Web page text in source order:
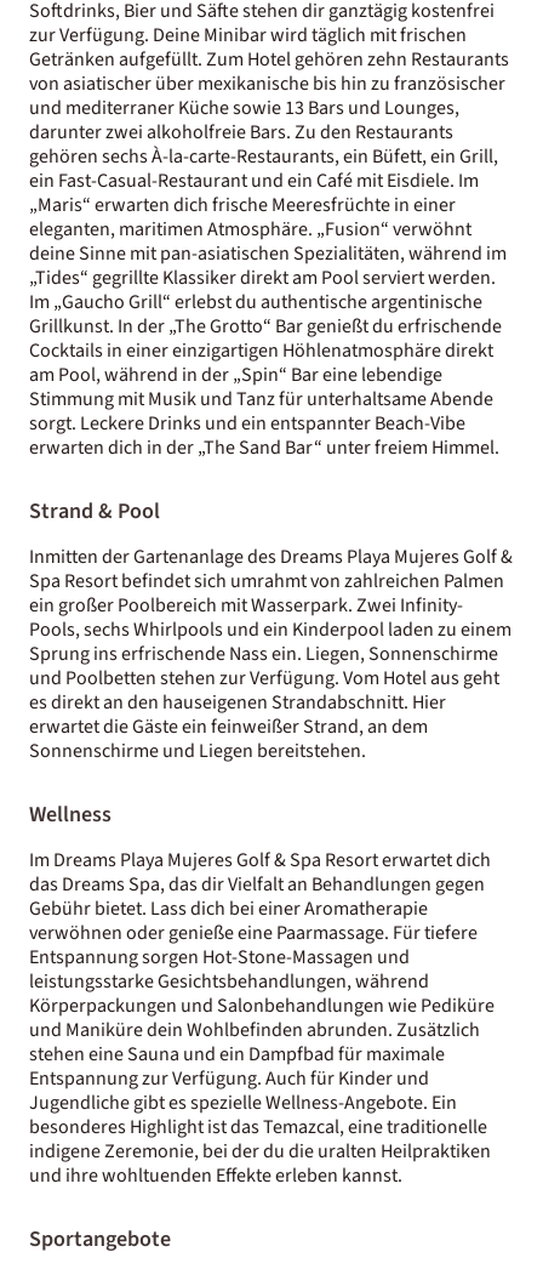
Softdrinks, Bier und Säfte stehen dir ganztägig kostenfrei
zur Verfügung. Deine Minibar wird täglich mit frischen
Getränken aufgefüllt. Zum Hotel gehören zehn Restaurants
von asiatischer über mexikanische bis hin zu französischer
und mediterraner Küche sowie 13 Bars und Lounges,
darunter zwei alkoholfreie Bars. Zu den Restaurants
gehören sechs À-la-carte-Restaurants, ein Büfett, ein Grill,
ein Fast-Casual-Restaurant und ein Café mit Eisdiele. Im
„Maris“ erwarten dich frische Meeresfrüchte in einer
eleganten, maritimen Atmosphäre. „Fusion“ verwöhnt
deine Sinne mit pan-asiatischen Spezialitäten, während im
„Tides“ gegrillte Klassiker direkt am Pool serviert werden.
Im „Gaucho Grill“ erlebst du authentische argentinische
Grillkunst. In der „The Grotto“ Bar genießt du erfrischende
Cocktails in einer einzigartigen Höhlenatmosphäre direkt
am Pool, während in der „Spin“ Bar eine lebendige
Stimmung mit Musik und Tanz für unterhaltsame Abende
sorgt. Leckere Drinks und ein entspannter Beach-Vibe
erwarten dich in der „The Sand Bar“ unter freiem Himmel.
Strand & Pool
Inmitten der Gartenanlage des Dreams Playa Mujeres Golf &
Spa Resort befindet sich umrahmt von zahlreichen Palmen
ein großer Poolbereich mit Wasserpark. Zwei Infinity-
Pools, sechs Whirlpools und ein Kinderpool laden zu einem
Sprung ins erfrischende Nass ein. Liegen, Sonnenschirme
und Poolbetten stehen zur Verfügung. Vom Hotel aus geht
es direkt an den hauseigenen Strandabschnitt. Hier
erwartet die Gäste ein feinweißer Strand, an dem
Sonnenschirme und Liegen bereitstehen.
Wellness
Im Dreams Playa Mujeres Golf & Spa Resort erwartet dich
das Dreams Spa, das dir Vielfalt an Behandlungen gegen
Gebühr bietet. Lass dich bei einer Aromatherapie
verwöhnen oder genieße eine Paarmassage. Für tiefere
Entspannung sorgen Hot-Stone-Massagen und
leistungsstarke Gesichtsbehandlungen, während
Körperpackungen und Salonbehandlungen wie Pediküre
und Maniküre dein Wohlbefinden abrunden. Zusätzlich
stehen eine Sauna und ein Dampfbad für maximale
Entspannung zur Verfügung. Auch für Kinder und
Jugendliche gibt es spezielle Wellness-Angebote. Ein
besonderes Highlight ist das Temazcal, eine traditionelle
indigene Zeremonie, bei der du die uralten Heilpraktiken
und ihre wohltuenden Effekte erleben kannst.
Sportangebote